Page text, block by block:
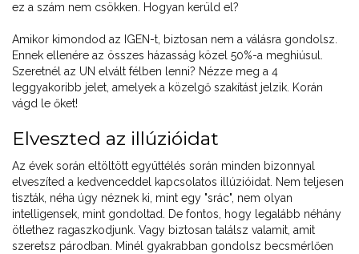
ez a szám nem csökken. Hogyan kerüld el?
Amikor kimondod az IGEN-t, biztosan nem a válásra gondolsz.
Ennek ellenére az összes házasság közel 50%-a meghiúsul.
Szeretnél az UN elvált félben lenni? Nézze meg a 4
leggyakoribb jelet, amelyek a közelgő szakítást jelzik. Korán
vágd le őket!
Elveszted az illúzióidat
Az évek során eltöltött együttélés során minden bizonnyal
elveszíted a kedvenceddel kapcsolatos illúzióidat. Nem teljesen
tiszták, néha úgy néznek ki, mint egy "srác", nem olyan
intelligensek, mint gondoltad. De fontos, hogy legalább néhány
ötlethez ragaszkodjunk. Vagy biztosan találsz valamit, amit
szeretsz párodban. Minél gyakrabban gondolsz becsmérlően